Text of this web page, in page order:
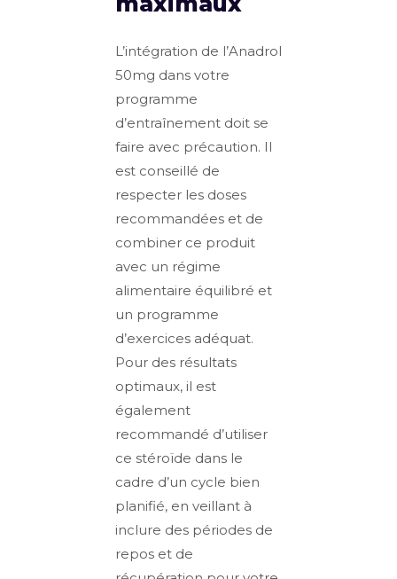
L’intégration de l’Anadrol
50mg dans votre
programme
d’entraînement doit se
faire avec précaution. Il
est conseillé de
respecter les doses
recommandées et de
combiner ce produit
avec un régime
alimentaire équilibré et
un programme
d’exercices adéquat.
Pour des résultats
optimaux, il est
également
recommandé d’utiliser
ce stéroïde dans le
cadre d’un cycle bien
planifié, en veillant à
inclure des périodes de
repos et de